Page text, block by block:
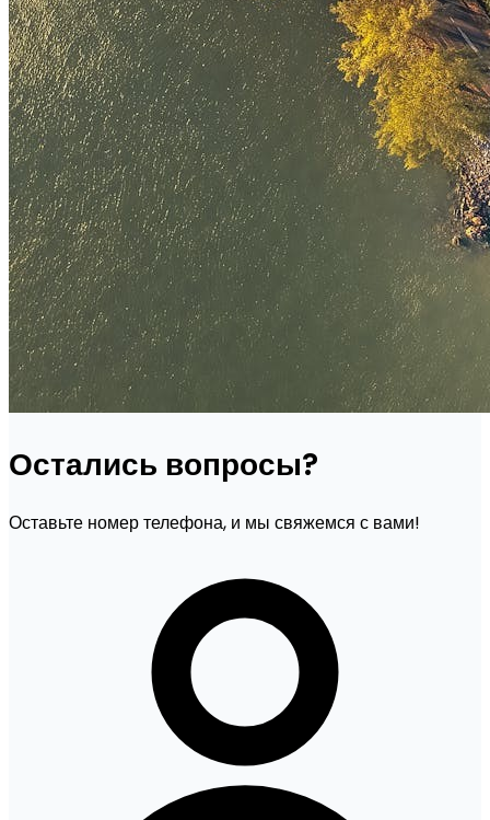
Остались вопросы?
Оставьте номер телефона, и мы свяжемся с вами!